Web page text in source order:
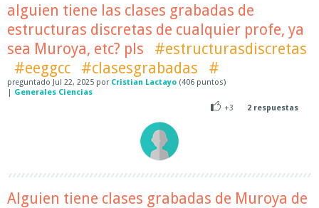
alguien tiene las clases grabadas de
estructuras discretas de cualquier profe, ya
sea Muroya, etc? pls
#estructurasdiscretas
#eeggcc
#clasesgrabadas #
preguntado Jul 22, 2025 por Cristian Lactayo (406 puntos)
| Generales Ciencias
+3
2 respuestas
Alguien tiene clases grabadas de Muroya de